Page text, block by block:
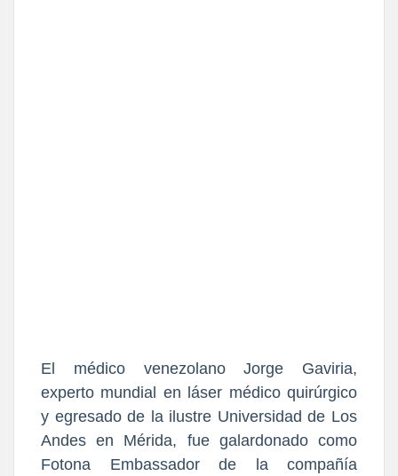
El médico venezolano Jorge Gaviria,
experto mundial en láser médico quirúrgico
y egresado de la ilustre Universidad de Los
Andes en Mérida, fue galardonado como
Fotona Embassador de la compañía